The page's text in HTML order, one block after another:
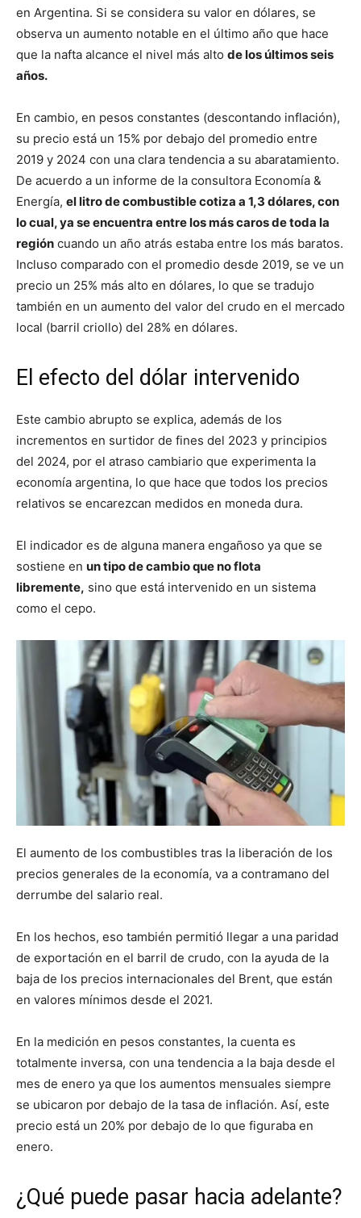
en Argentina. Si se considera su valor en dólares, se
observa un aumento notable en el último año que hace
que la nafta alcance el nivel más alto de los últimos seis
años.
En cambio, en pesos constantes (descontando inflación),
su precio está un 15% por debajo del promedio entre
2019 y 2024 con una clara tendencia a su abaratamiento.
De acuerdo a un informe de la consultora Economía &
Energía, el litro de combustible cotiza a 1,3 dólares, con
lo cual, ya se encuentra entre los más caros de toda la
región cuando un año atrás estaba entre los más baratos.
Incluso comparado con el promedio desde 2019, se ve un
precio un 25% más alto en dólares, lo que se tradujo
también en un aumento del valor del crudo en el mercado
local (barril criollo) del 28% en dólares.
El efecto del dólar intervenido
Este cambio abrupto se explica, además de los
incrementos en surtidor de fines del 2023 y principios
del 2024, por el atraso cambiario que experimenta la
economía argentina, lo que hace que todos los precios
relativos se encarezcan medidos en moneda dura.
El indicador es de alguna manera engañoso ya que se
sostiene en un tipo de cambio que no flota
libremente, sino que está intervenido en un sistema
como el cepo.
El aumento de los combustibles tras la liberación de los
precios generales de la economía, va a contramano del
derrumbe del salario real.
En los hechos, eso también permitió llegar a una paridad
de exportación en el barril de crudo, con la ayuda de la
baja de los precios internacionales del Brent, que están
en valores mínimos desde el 2021.
En la medición en pesos constantes, la cuenta es
totalmente inversa, con una tendencia a la baja desde el
mes de enero ya que los aumentos mensuales siempre
se ubicaron por debajo de la tasa de inflación. Así, este
precio está un 20% por debajo de lo que figuraba en
enero.
¿Qué puede pasar hacia adelante?